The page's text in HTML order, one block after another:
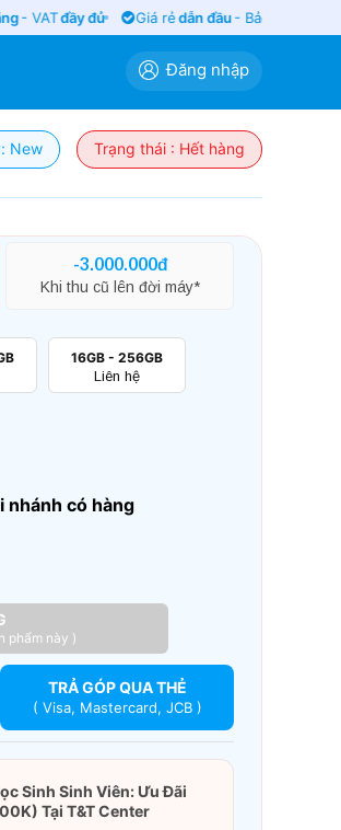
- VATđầy đủ Giá rẻ dẫn đầu- Bảo hành
Đăng nhập
New Trạng thái : Hết hàng
-3.000.000đ
Khi thu cũ lên đời máy*
16GB - 256GB
Liên hệ
nhánh có hàng
phẩm này )
TRẢ GÓP QUA THẺ
( Visa, Mastercard, JCB )
Sinh Sinh Viên: Ưu Đãi
Tại T&T Center